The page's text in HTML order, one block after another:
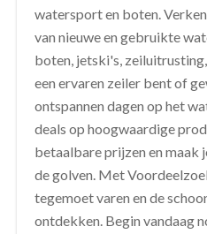
watersport en boten.
van nieuwe en gebruikte
boten, jetski's,
een ervaren zeiler bent of
ontspannen dagen op het
deals op hoogwaardige
betaalbare prijzen en maak
de golven. Met
tegemoet varen en de
ontdekken. Begin vandaag